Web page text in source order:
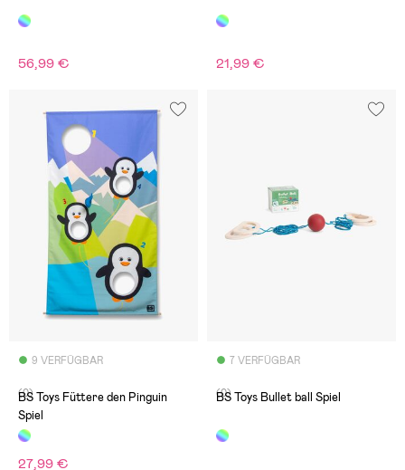
56,99 € 21,99 €
9 VERFÜGBAR
(0)
BS Toys Füttere den Pinguin
Spiel
27,99 €
7 VERFÜGBAR
(0)
BS Toys Bullet ball Spiel